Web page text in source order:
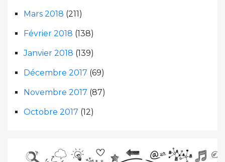
Mars 2018 (211)
Février 2018 (138)
Janvier 2018 (139)
Décembre 2017 (69)
Novembre 2017 (87)
Octobre 2017 (12)